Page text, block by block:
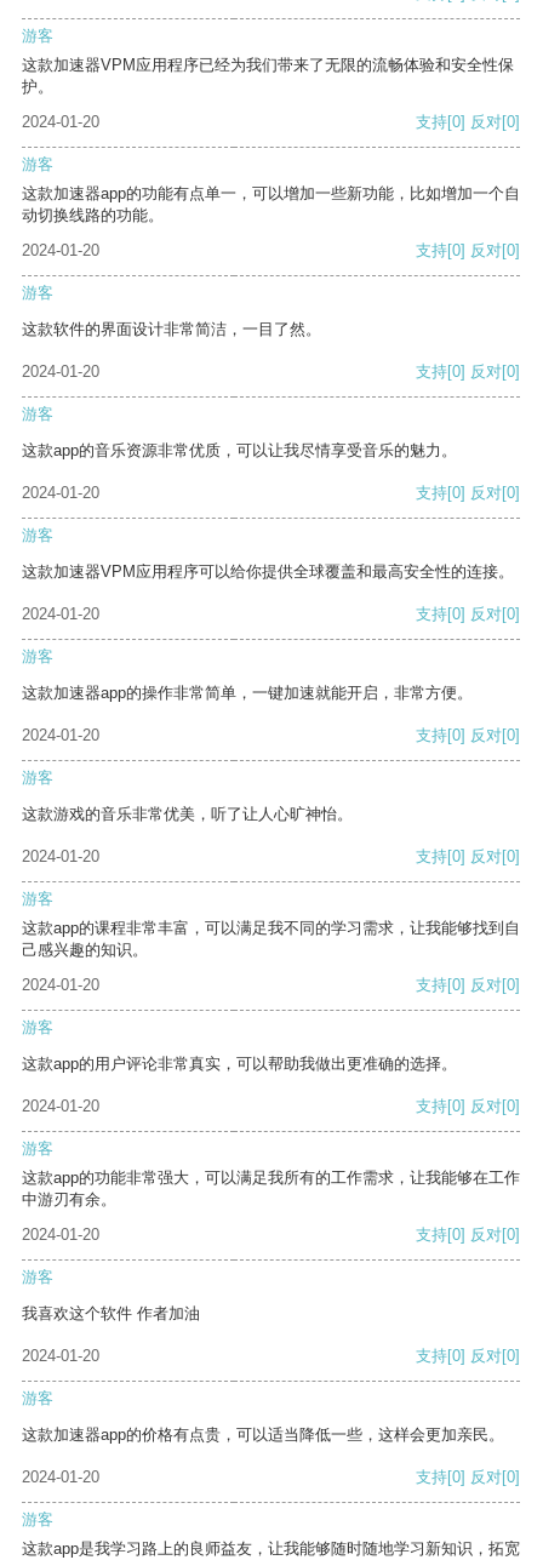
游客
这款加速器VPM应用程序已经为我们带来了无限的流畅体验和安全性保
护。
2024-01-20
支持[0] 反对[0]
游客
这款加速器app的功能有点单一，可以增加一些新功能，比如增加一个自
动切换线路的功能。
2024-01-20
支持[0] 反对[0]
游客
这款软件的界面设计非常简洁，一目了然。
2024-01-20 支持[0] 反对[0]
游客
这款app的音乐资源非常优质，可以让我尽情享受音乐的魅力。
2024-01-20 支持[0] 反对[0]
游客
这款加速器VPM应用程序可以给你提供全球覆盖和最高安全性的连接。
2024-01-20 支持[0] 反对[0]
游客
这款加速器app的操作非常简单，一键加速就能开启，非常方便。
2024-01-20 支持[0] 反对[0]
游客
这款游戏的音乐非常优美，听了让人心旷神怡。
2024-01-20 支持[0] 反对[0]
游客
这款app的课程非常丰富，可以满足我不同的学习需求，让我能够找到自
己感兴趣的知识。
2024-01-20
支持[0] 反对[0]
游客
这款app的用户评论非常真实，可以帮助我做出更准确的选择。
2024-01-20 支持[0] 反对[0]
游客
这款app的功能非常强大，可以满足我所有的工作需求，让我能够在工作
中游刃有余。
2024-01-20
支持[0] 反对[0]
游客
我喜欢这个软件 作者加油
2024-01-20 支持[0] 反对[0]
游客
这款加速器app的价格有点贵，可以适当降低一些，这样会更加亲民。
2024-01-20 支持[0] 反对[0]
游客
这款app是我学习路上的良师益友，让我能够随时随地学习新知识，拓宽